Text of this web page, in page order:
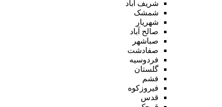
شریف آباد
شمشک
شهریار
صالح آباد
صباشهر
صفادشت
فردوسیه
گلستان
فشم
فیروزکوه
قدس